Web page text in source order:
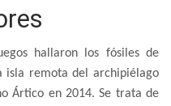
hallaron los fósiles de
isla remota del archipiélago
Ártico en 2014. Se trata de